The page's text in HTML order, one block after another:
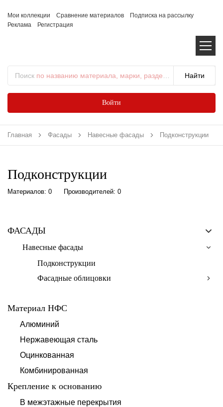
Мои коллекции Сравнение материалов
Подписка на рассылку
Реклама
Регистрация
Поиск по названию материала, марки, раздела...
Войти
Главная Фасады Навесные фасады Подконструкции
Подконструкции
Материалов: 0 Производителей: 0
ФАСАДЫ
Навесные фасады
Подконструкции
Фасадные облицовки
Материал НФС
Алюминий
Нержавеющая сталь
Оцинкованная
Комбинированная
Крепление к основанию
В межэтажные перекрытия